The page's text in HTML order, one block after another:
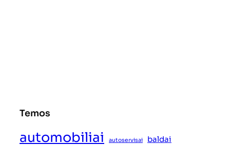
Temos
automobiliai autoservisai baldai